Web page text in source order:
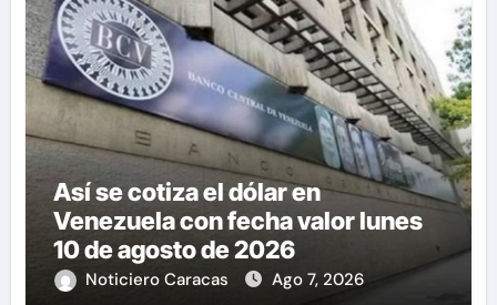
Así se cotiza el dólar en
Venezuela con fecha valor lunes
10 de agosto de 2026
Noticiero Caracas Ago 7, 2026